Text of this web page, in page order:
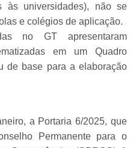
às universidades), não se
e colégios de aplicação.
no GT apresentaram
em um Quadro
de base para a elaboração
a Portaria 6/2025, que
Permanente para o